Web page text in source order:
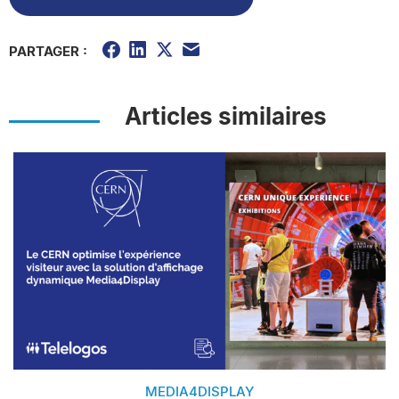
PARTAGER :
Articles similaires
MEDIA4DISPLAY